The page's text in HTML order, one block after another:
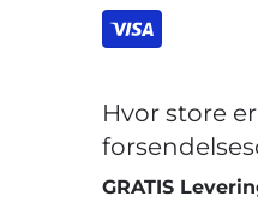
Hvor store er
GRATIS